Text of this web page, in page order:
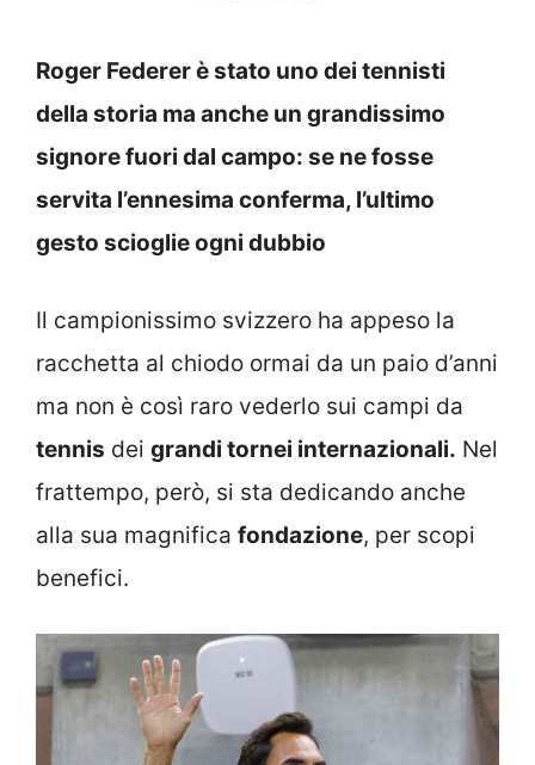
Roger Federer è stato uno dei tennisti
della storia ma anche un grandissimo
signore fuori dal campo: se ne fosse
servita l’ennesima conferma, l’ultimo
gesto scioglie ogni dubbio
Il campionissimo svizzero ha appeso la
racchetta al chiodo ormai da un paio d’anni
ma non è così raro vederlo sui campi da
tennis dei grandi tornei internazionali. Nel
frattempo, però, si sta dedicando anche
alla sua magnifica fondazione, per scopi
benefici.